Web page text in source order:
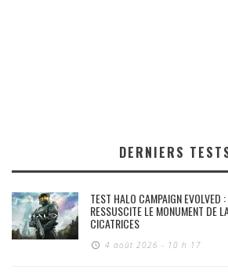
DERNIERS
TEST HALO CAMPAIGN EVOLVED
RESSUSCITE LE MONUMENT DE
CICATRICES
4 août 2026 - 10 h 17